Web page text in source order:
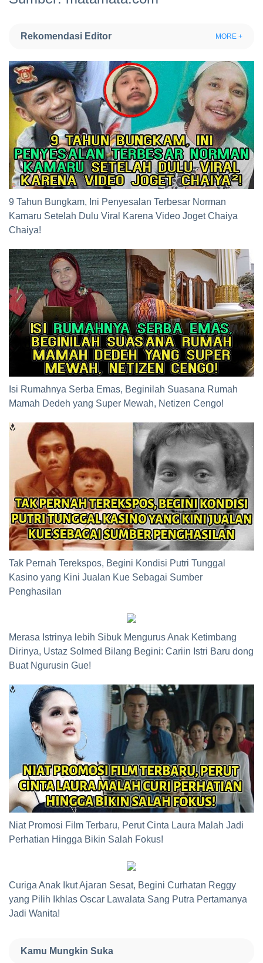
Rekomendasi Editor MORE +
9 Tahun Bungkam, Ini Penyesalan Terbesar Norman
Kamaru Setelah Dulu Viral Karena Video Joget Chaiya
Chaiya!
Isi Rumahnya Serba Emas, Beginilah Suasana Rumah
Mamah Dedeh yang Super Mewah, Netizen Cengo!
Tak Pernah Terekspos, Begini Kondisi Putri Tunggal
Kasino yang Kini Jualan Kue Sebagai Sumber
Penghasilan
Merasa Istrinya lebih Sibuk Mengurus Anak Ketimbang
Dirinya, Ustaz Solmed Bilang Begini: Cariin Istri Baru dong
Buat Ngurusin Gue!
Niat Promosi Film Terbaru, Perut Cinta Laura Malah Jadi
Perhatian Hingga Bikin Salah Fokus!
Curiga Anak Ikut Ajaran Sesat, Begini Curhatan Reggy
yang Pilih Ikhlas Oscar Lawalata Sang Putra Pertamanya
Jadi Wanita!
Kamu Mungkin Suka